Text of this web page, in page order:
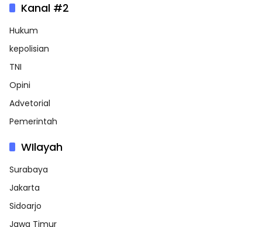
Kanal #2
Hukum
kepolisian
TNI
Opini
Advetorial
Pemerintah
WIlayah
Surabaya
Jakarta
Sidoarjo
Jawa Timur